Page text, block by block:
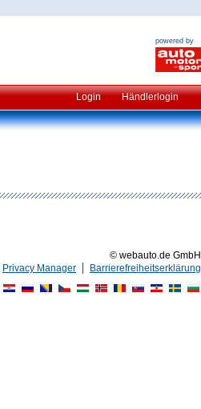
powered by
Login Händlerlogin
© webauto.de GmbH
Privacy Manager
Barrierefreiheitserklärung